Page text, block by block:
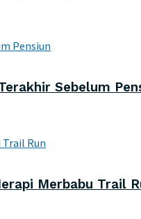
Sebelum
Merbabu Trail